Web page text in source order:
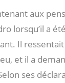
aux
lorsqu’il a
Il ressentait
et il a
ses